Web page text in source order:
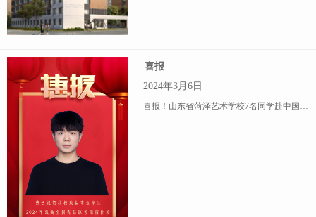
喜报
2024年3月6日
喜报！山东省菏泽艺术学校7名同学赴中国戏曲学院参加2024年全国戏曲省际联考，全员通过省际联考分数线。